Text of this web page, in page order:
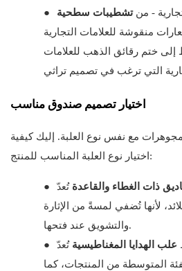
●
تشطيبات سطحية - من
منقوشة للعلامات التجارية
إلى ختم رقائق الذهب للعلامات
التي ترغب في تصميم تراثي
اختيار تصميم صندوق مناسب
مع نفس نوع العلبة. إليك كيفية
اختيار نوع العلبة المناسب للمنتج:
● تُعدّ ذات الغطاء والقاعدة
لأنها تُضفي لمسةً من الإثارة
والتشويق عند فتحها.
●
تُعدّ علب الهدايا المغناطيسية
المتوسطة من المنتجات، كما